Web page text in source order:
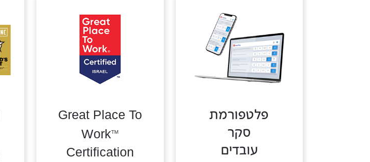
פלטפורמת
סקר
עובדים
Great Place To
WorkTM
Certification